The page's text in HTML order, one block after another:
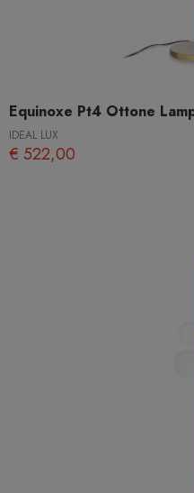
Equinoxe Pt4 Ottone
IDEAL LUX
€ 522,00